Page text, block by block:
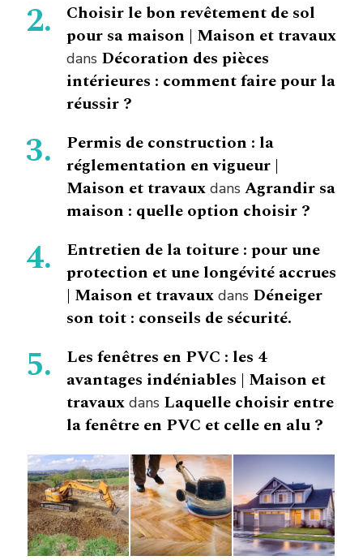
Choisir le bon revêtement de sol
pour sa maison | Maison et travaux
dans Décoration des pièces
intérieures : comment faire pour la
réussir ?
Permis de construction : la
réglementation en vigueur |
Maison et travaux dans Agrandir sa
maison : quelle option choisir ?
Entretien de la toiture : pour une
protection et une longévité accrues
| Maison et travaux dans Déneiger
son toit : conseils de sécurité.
Les fenêtres en PVC : les 4
avantages indéniables | Maison et
travaux dans Laquelle choisir entre
la fenêtre en PVC et celle en alu ?